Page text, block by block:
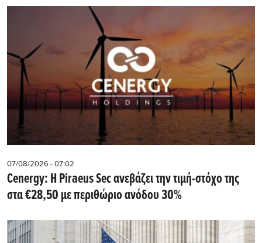
07/08/2026 - 07:02
Cenergy: Η Piraeus Sec ανεβάζει την τιμή-στόχο της
στα €28,50 με περιθώριο ανόδου 30%